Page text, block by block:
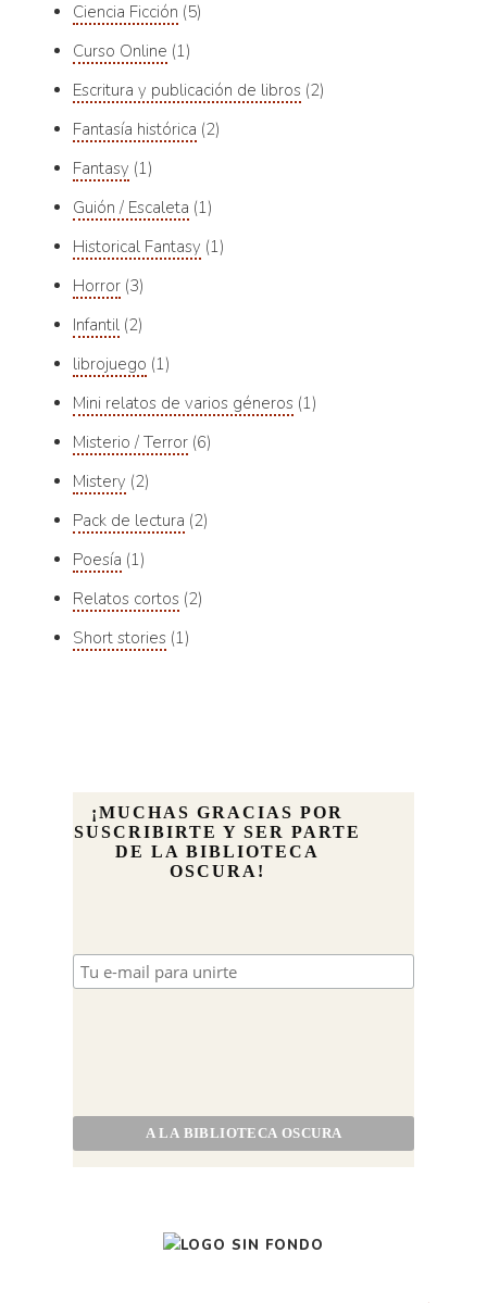
Ciencia Ficción 5
Curso Online 1
Escritura y publicación de libros 2
Fantasía histórica 2
Fantasy 1
Guión / Escaleta 1
Historical Fantasy 1
Horror 3
Infantil 2
librojuego 1
Mini relatos de varios géneros 1
Misterio / Terror 6
Mistery 2
Pack de lectura 2
Poesía 1
Relatos cortos 2
Short stories 1
¡MUCHAS GRACIAS POR
SUSCRIBIRTE Y SER PARTE
DE LA BIBLIOTECA
OSCURA!